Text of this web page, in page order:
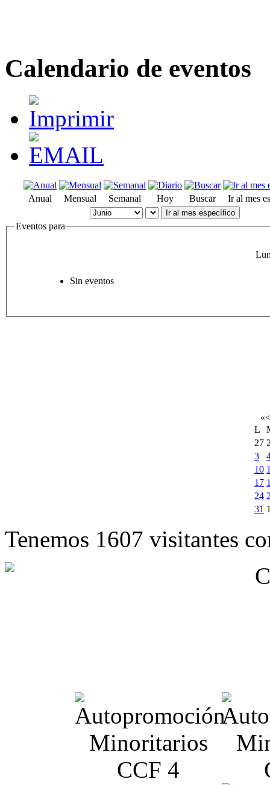
Calendario de eventos
Anual Mensual Semanal Hoy Buscar Ir al mes
Ir al mes específico
Eventos para
Sin eventos
«<
L
27
3
10
17
24
31
Tenemos 1607 visitantes